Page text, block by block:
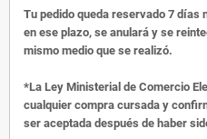
Tu pedido queda reservado 7 días
en ese plazo, se anulará y se
mismo medio que se realizó.
*La Ley Ministerial de Comercio
cualquier compra cursada y
ser aceptada después de haber